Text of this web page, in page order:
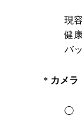
現
健
バ
＊ カメラ
◯